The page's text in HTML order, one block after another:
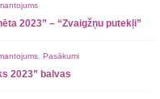
2023” – “Zvaigžņu putekļi”
Pasākumi
2023” balvas